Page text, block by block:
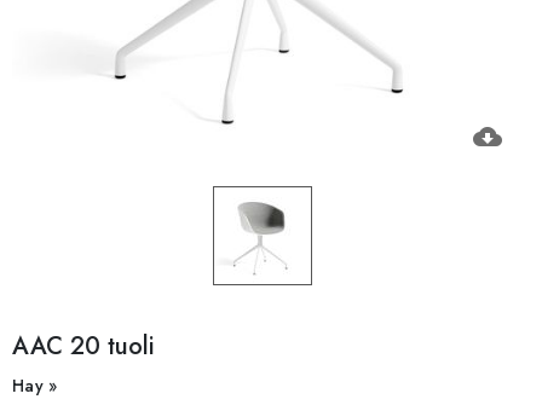
cloud_download
AAC 20 tuoli
Hay »